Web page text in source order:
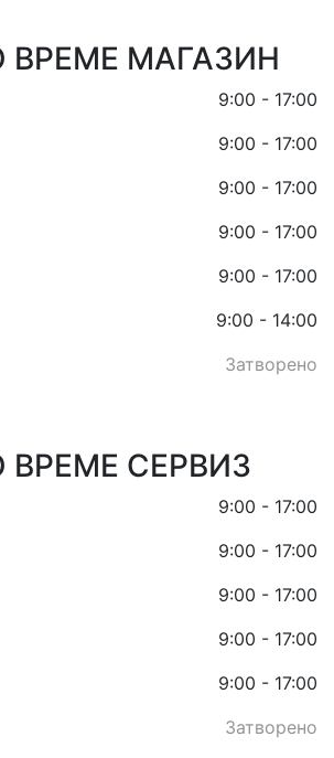
ВРЕМЕ МАГАЗИН
9:00 - 17:00
9:00 - 17:00
9:00 - 17:00
9:00 - 17:00
9:00 - 17:00
9:00 - 14:00
Затворено
ВРЕМЕ СЕРВИЗ
9:00 - 17:00
9:00 - 17:00
9:00 - 17:00
9:00 - 17:00
9:00 - 17:00
Затворено